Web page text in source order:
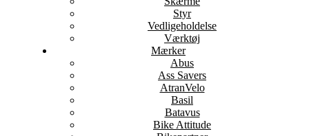
Styr
Vedligeholdelse
Værktøj
Mærker
Abus
Ass Savers
AtranVelo
Basil
Batavus
Bike Attitude